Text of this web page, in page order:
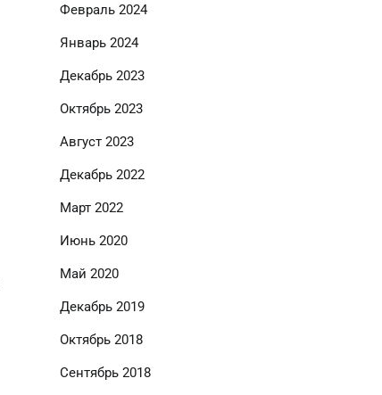
Февраль 2024
Январь 2024
Декабрь 2023
Октябрь 2023
Август 2023
Декабрь 2022
Март 2022
Июнь 2020
Май 2020
Декабрь 2019
Октябрь 2018
Сентябрь 2018